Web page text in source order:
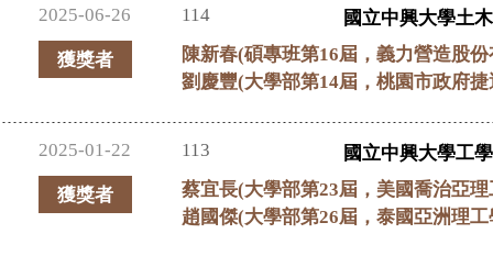
2025-06-26 114
國立中興大學土
獲獎者
陳新春(碩專班第16屆，義力營造股
劉慶豐(大學部第14屆，桃園市政府
2025-01-22 113
國立中興大學工
獲獎者
蔡宜長(大學部第23屆，美國喬治亞
趙國傑(大學部第26屆，泰國亞洲理